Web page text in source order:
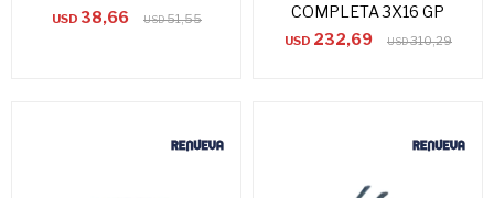
USD 38,66 USD51,55
COMPLETA 3X16 GP
USD 232,69 USD310,29